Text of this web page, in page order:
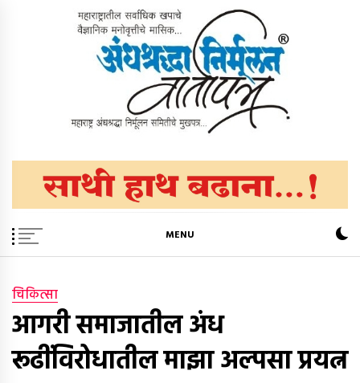
अंधश्रद्धा निर्मूलन वार्तापत्र ®
MENU
चिकित्सा
आगरी समाजातील अंध
रूढींविरोधातील माझा अल्पसा प्रयत्न